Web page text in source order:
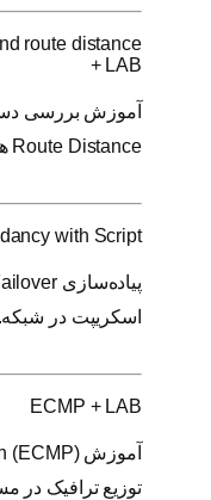
route distance
+ LAB
Route Distance همراه با آزمایش عملی.
with Script
اسکریپت در شبکه.
ECMP + LAB
توزیع ترافیک در